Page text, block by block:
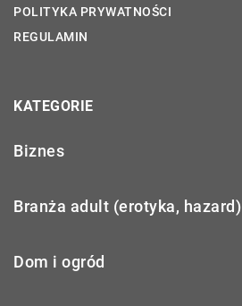
POLITYKA PRYWATNOŚCI
REGULAMIN
KATEGORIE
Biznes
Branża adult (erotyka, hazard)
Dom i ogród